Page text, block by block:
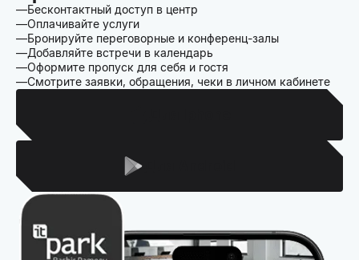
Бесконтактный доступ в центр
Оплачивайте услуги
Бронируйте переговорные и конференц-залы
Добавляйте встречи в календарь
Оформите пропуск для себя и гостя
Смотрите заявки, обращения, чеки в личном кабинете